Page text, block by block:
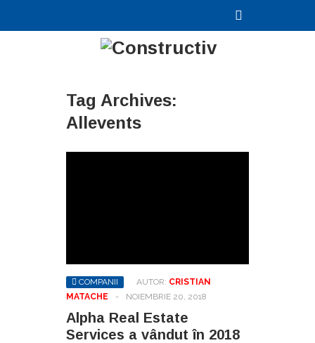
Tag Archives:
Allevents
COMPANII AUTOR: CRISTIAN
MATACHE
- NOIEMBRIE 20, 2018
Alpha Real Estate
Services a vândut în 2018